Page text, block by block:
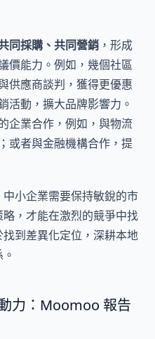
同採購、共同營銷 ，形成
價能力。例如，幾個社區
供應商談判，獲得更優惠
活動，擴大品牌影響力。
企業合作，例如，與物流
或者與金融機構合作，提
小企業需要保持敏銳的市
，才能在激烈的競爭中找
到差異化定位，深耕本地
力：Moomoo 報告